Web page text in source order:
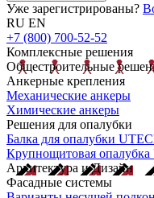
Уже зарегистрированы?
RU EN
+7 (800) 700-52-52
Комплексные решения
Общестроительные
Анкерные крепления
Механические анкеры
Химические анкеры
Решения для опалубки
Балка для опалубки
Крупнощитовая
Архитектура и Дизайн
Фасадные системы